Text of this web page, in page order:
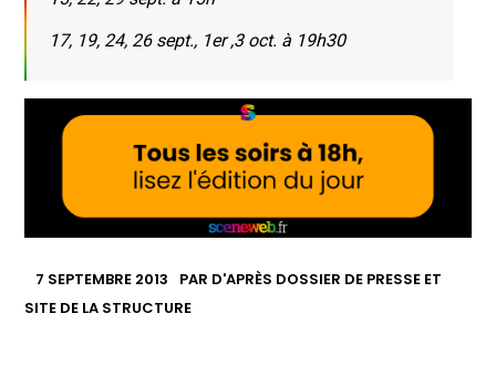
17, 19, 24, 26 sept., 1er ,3 oct. à 19h30
7 SEPTEMBRE 2013 PAR D'APRÈS DOSSIER DE PRESSE ET
SITE DE LA STRUCTURE